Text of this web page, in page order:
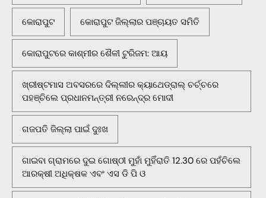
କୋରାପୁଟ କୋରାପୁଟ ଜିଲ୍ଲାର ପଞ୍ଚାୟତ ସମିତି
କୋରାପୁଟରେ କାଶ୍ମୀର ଶୈଳୀ ଟୁରିଜମ: ଆୟ
ଖ୍ରୀଷ୍ଟମାସ ଅବସରରେ ଦିଲ୍ଲୀର କ୍ୟାଥେଡ୍ରାଲ୍ ଚର୍ଚ୍ଚରେ
ପହଞ୍ଚିଲେ ପ୍ରଧାନମନ୍ତ୍ରୀ ନରେନ୍ଦ୍ର ମୋଦୀ
ଗଜପତି ଜିଲ୍ଲା ପାଇଁ ଦୁଃଖ
ଗାଇବା ଗ୍ରାମରେ ଦୁଇ ଗୋଷ୍ଠୀ ମୁହାଁ ମୁହିଁରାତି 12.30 ରେ ପହଁଚିଲେ
ଆରକ୍ଷୀ ଅଧିକ୍ଷକ ଏବଂ ଏସ ଡି ପି ଓ